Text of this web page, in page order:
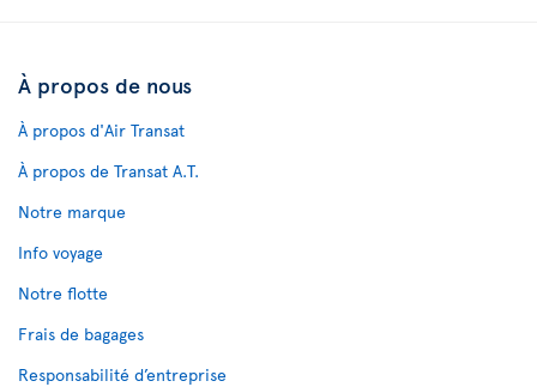
À propos de nous
À propos d'Air Transat
À propos de Transat A.T.
Notre marque
Info voyage
Notre flotte
Frais de bagages
Responsabilité d’entreprise